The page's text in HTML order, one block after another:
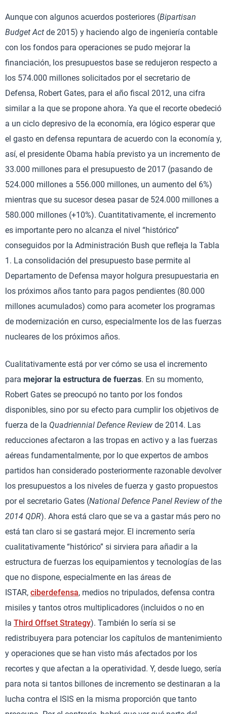
Aunque con algunos acuerdos posteriores (Bipartisan
Budget Act de 2015) y haciendo algo de ingeniería contable
con los fondos para operaciones se pudo mejorar la
financiación, los presupuestos base se redujeron respecto a
los 574.000 millones solicitados por el secretario de
Defensa, Robert Gates, para el año fiscal 2012, una cifra
similar a la que se propone ahora. Ya que el recorte obedeció
a un ciclo depresivo de la economía, era lógico esperar que
el gasto en defensa repuntara de acuerdo con la economía y,
así, el presidente Obama había previsto ya un incremento de
33.000 millones para el presupuesto de 2017 (pasando de
524.000 millones a 556.000 millones, un aumento del 6%)
mientras que su sucesor desea pasar de 524.000 millones a
580.000 millones (+10%). Cuantitativamente, el incremento
es importante pero no alcanza el nivel “histórico”
conseguidos por la Administración Bush que refleja la Tabla
1. La consolidación del presupuesto base permite al
Departamento de Defensa mayor holgura presupuestaria en
los próximos años tanto para pagos pendientes (80.000
millones acumulados) como para acometer los programas
de modernización en curso, especialmente los de las fuerzas
nucleares de los próximos años.
Cualitativamente está por ver cómo se usa el incremento
para mejorar la estructura de fuerzas. En su momento,
Robert Gates se preocupó no tanto por los fondos
disponibles, sino por su efecto para cumplir los objetivos de
fuerza de la Quadriennial Defence Review de 2014. Las
reducciones afectaron a las tropas en activo y a las fuerzas
aéreas fundamentalmente, por lo que expertos de ambos
partidos han considerado posteriormente razonable devolver
los presupuestos a los niveles de fuerza y gasto propuestos
por el secretario Gates (National Defence Panel Review of the
2014 QDR). Ahora está claro que se va a gastar más pero no
está tan claro si se gastará mejor. El incremento sería
cualitativamente “histórico” si sirviera para añadir a la
estructura de fuerzas los equipamientos y tecnologías de las
que no dispone, especialmente en las áreas de
ISTAR, ciberdefensa, medios no tripulados, defensa contra
misiles y tantos otros multiplicadores (incluidos o no en
la Third Offset Strategy). También lo sería si se
redistribuyera para potenciar los capítulos de mantenimiento
y operaciones que se han visto más afectados por los
recortes y que afectan a la operatividad. Y, desde luego, sería
para nota si tantos billones de incremento se destinaran a la
lucha contra el ISIS en la misma proporción que tanto